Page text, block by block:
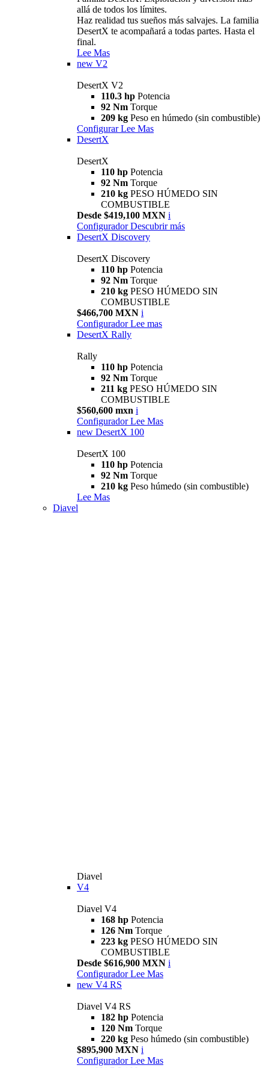
allá de todos los límites.
Haz realidad tus sueños más salvajes. La familia
DesertX te acompañará a todas partes. Hasta el
final.
Lee Mas
new V2
DesertX V2
110.3 hp Potencia
92 Nm Torque
209 kg Peso en húmedo (sin combustible)
Configurar Lee Mas
DesertX
DesertX
110 hp Potencia
92 Nm Torque
210 kg PESO HÚMEDO SIN
COMBUSTIBLE
Desde $419,100 MXN i
Configurador Descubrir más
DesertX Discovery
DesertX Discovery
110 hp Potencia
92 Nm Torque
210 kg PESO HÚMEDO SIN
COMBUSTIBLE
$466,700 MXN i
Configurador Lee mas
DesertX Rally
Rally
110 hp Potencia
92 Nm Torque
211 kg PESO HÚMEDO SIN
COMBUSTIBLE
$560,600 mxn i
Configurador Lee Mas
new DesertX 100
DesertX 100
110 hp Potencia
92 Nm Torque
210 kg Peso húmedo (sin combustible)
Lee Mas
Diavel
Diavel
V4
Diavel V4
168 hp Potencia
126 Nm Torque
223 kg PESO HÚMEDO SIN
COMBUSTIBLE
Desde $616,900 MXN i
Configurador Lee Mas
new V4 RS
Diavel V4 RS
182 hp Potencia
120 Nm Torque
220 kg Peso húmedo (sin combustible)
$895,900 MXN i
Configurador Lee Mas